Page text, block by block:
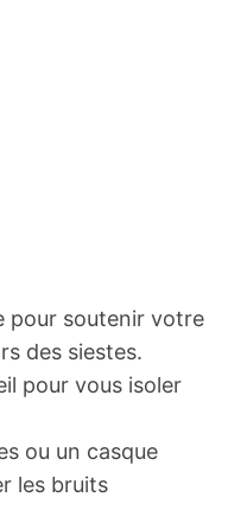
pour soutenir votre
des siestes.
pour vous isoler
ou un casque
les bruits